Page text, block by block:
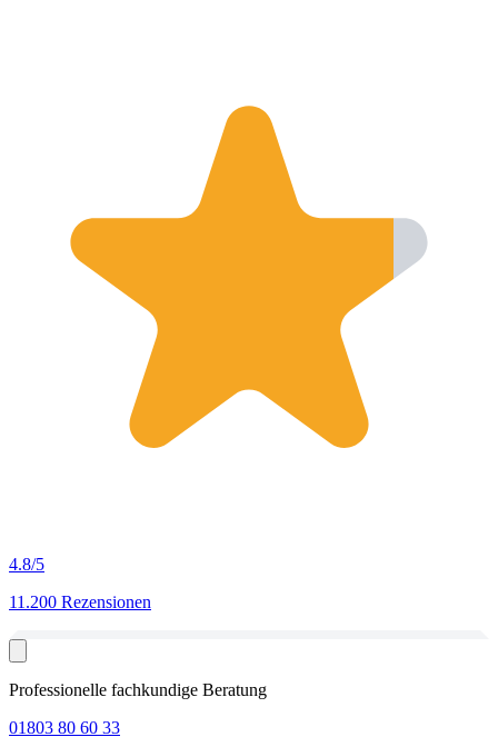
4.8/5
11.200 Rezensionen
Professionelle fachkundige Beratung
01803 80 60 33